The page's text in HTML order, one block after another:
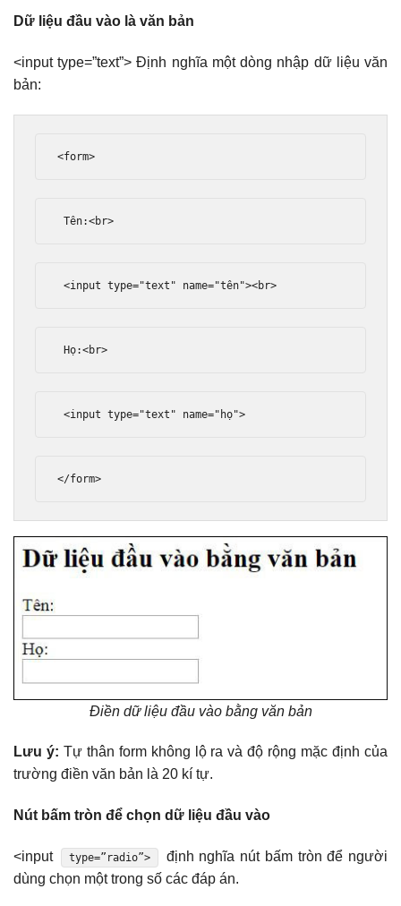
Dữ liệu đầu vào là văn bản
<input type=”text”> Định nghĩa một dòng nhập dữ liệu văn
bản:
<form>
Tên:<br>
<input type="text" name="tên"><br>
Họ:<br>
<input type="text" name="họ">
</form>
Điền dữ liệu đầu vào bằng văn bản
Lưu ý: Tự thân form không lộ ra và độ rộng mặc định của
trường điền văn bản là 20 kí tự.
Nút bấm tròn để chọn dữ liệu đầu vào
<input type=”radio”>
định nghĩa nút bấm tròn để người
dùng chọn một trong số các đáp án.